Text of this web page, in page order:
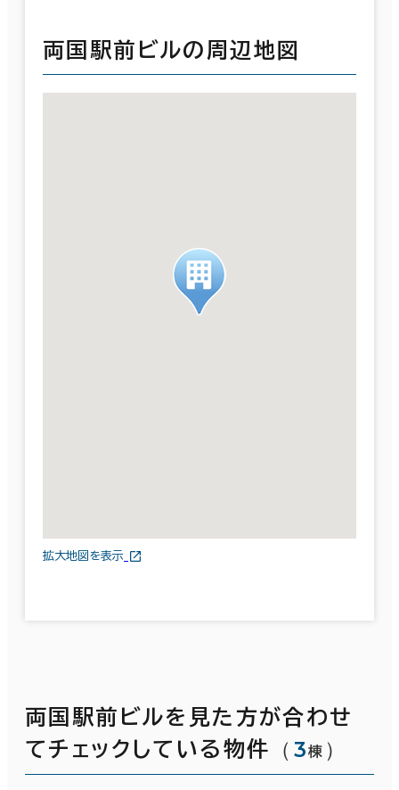
両国駅前ビルの周辺地図
拡大地図を表示
両国駅前ビルを見た方が合わせ
てチェックしている物件
（ 3棟 ）